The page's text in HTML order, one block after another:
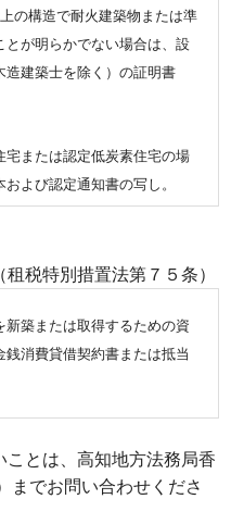
の構造で耐火建築物または準
とが明らかでない場合は、設
造建築士を除く）の証明書
宅または認定低炭素住宅の場
よび認定通知書の写し。
税特別措置法第７５条）
新築または取得するための資
消費貸借契約書または抵当
とは、高知地方法務局香
までお問い合わせくださ